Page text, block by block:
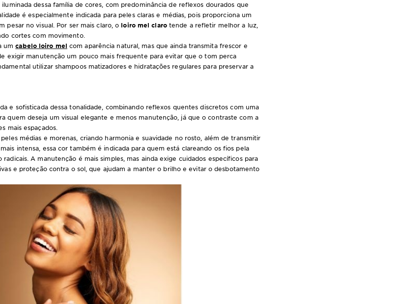
dessa família de cores, com predominância de reflexos dourados que
é especialmente indicada para peles claras e médias, pois proporciona um
pesar no visual. Por ser mais claro, o loiro mel clarotende a refletir melhor a luz,
cortes com movimento.
umcabelo loiro mel com aparência natural, mas que ainda transmita frescor e
exigir manutenção um pouco mais frequente para evitar que o tom perca
utilizar shampoos matizadores e hidratações regulares para preservar a
e sofisticada dessa tonalidade, combinando reflexos quentes discretos com uma
quem deseja um visual elegante e menos manutenção, já que o contraste com a
mais espaçados.
médias e morenas, criando harmonia e suavidade no rosto, além de transmitir
intensa, essa cor também é indicada para quem está clareando os fios pela
A manutenção é mais simples, mas ainda exige cuidados específicos para
e proteção contra o sol, que ajudam a manter o brilho e evitar o desbotamento